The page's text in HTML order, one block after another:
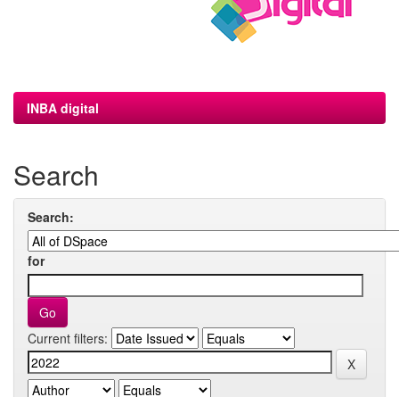
INBA digital
Search
Search:
for
Current filters: